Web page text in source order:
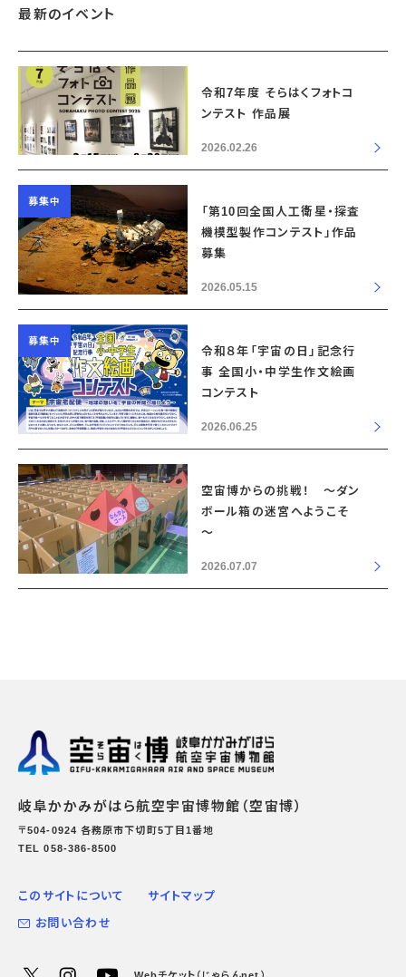
最新のイベント
令和7年度 そらはくフォトコ
ンテスト 作品展
2026.02.26
募集中
「第10回全国人工衛星・探査
機模型製作コンテスト」作品
募集
2026.05.15
募集中
令和８年「宇宙の日」記念行
事 全国小・中学生作文絵画
コンテスト
2026.06.25
空宙博からの挑戦！ ～ダン
ボール箱の迷宮へようこそ
～
2026.07.07
岐阜かかみがはら航空宇宙博物館（空宙博）
〒504-0924 各務原市下切町5丁目1番地
TEL 058-386-8500
このサイトについて
サイトマップ
お問い合わせ